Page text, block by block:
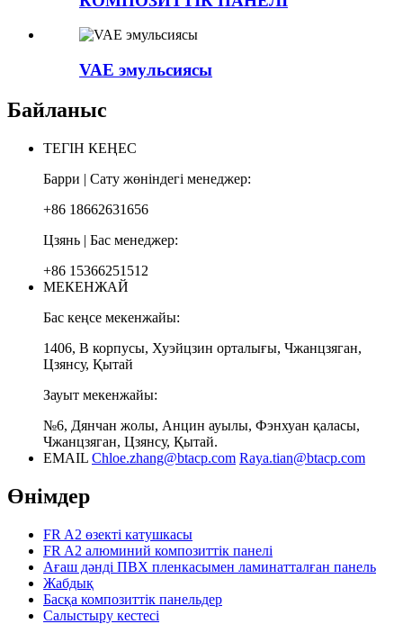
VAE эмульсиясы
Байланыс
ТЕГІН КЕҢЕС
Барри | Сату жөніндегі менеджер:
+86 18662631656
Цзянь | Бас менеджер:
+86 15366251512
МЕКЕНЖАЙ
Бас кеңсе мекенжайы:
1406, В корпусы, Хуэйцзин орталығы, Чжанцзяган,
Цзянсу, Қытай
Зауыт мекенжайы:
№6, Дянчан жолы, Анцин ауылы, Фэнхуан қаласы,
Чжанцзяган, Цзянсу, Қытай.
EMAIL Chloe.zhang@btacp.com Raya.tian@btacp.com
Өнімдер
FR A2 өзекті катушкасы
FR A2 алюминий композиттік панелі
Ағаш дәнді ПВХ пленкасымен ламинатталған панель
Жабдық
Басқа композиттік панельдер
Салыстыру кестесі